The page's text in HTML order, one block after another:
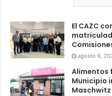
El CAZC
agosto 6,
Alimentos
Municipio
Maschwitz